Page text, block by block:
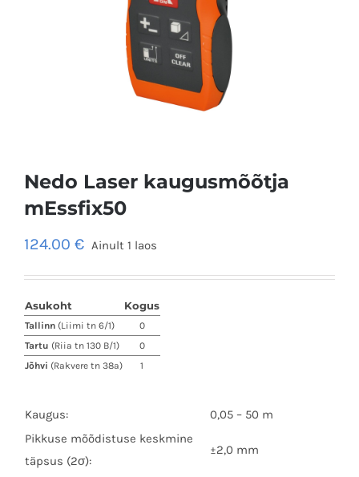
Nedo Laser kaugusmõõtja
mEssfix50
124.00 € Ainult 1 laos
Asukoht Kogus
Tallinn (Liimi tn 6/1)
0
Tartu (Riia tn 130 B/1)
0
Jõhvi (Rakvere tn 38a) 1
Kaugus:
0,05 – 50 m
Pikkuse mõõdistuse keskmine
täpsus (2σ):
±2,0 mm